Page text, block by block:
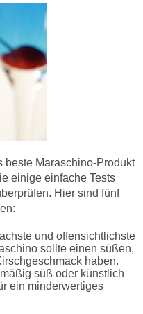
beste Maraschino-Produkt
einige einfache Tests
Hier sind fünf
und offensichtlichste
sollte einen süßen,
haben.
süß oder künstlich
ein minderwertiges